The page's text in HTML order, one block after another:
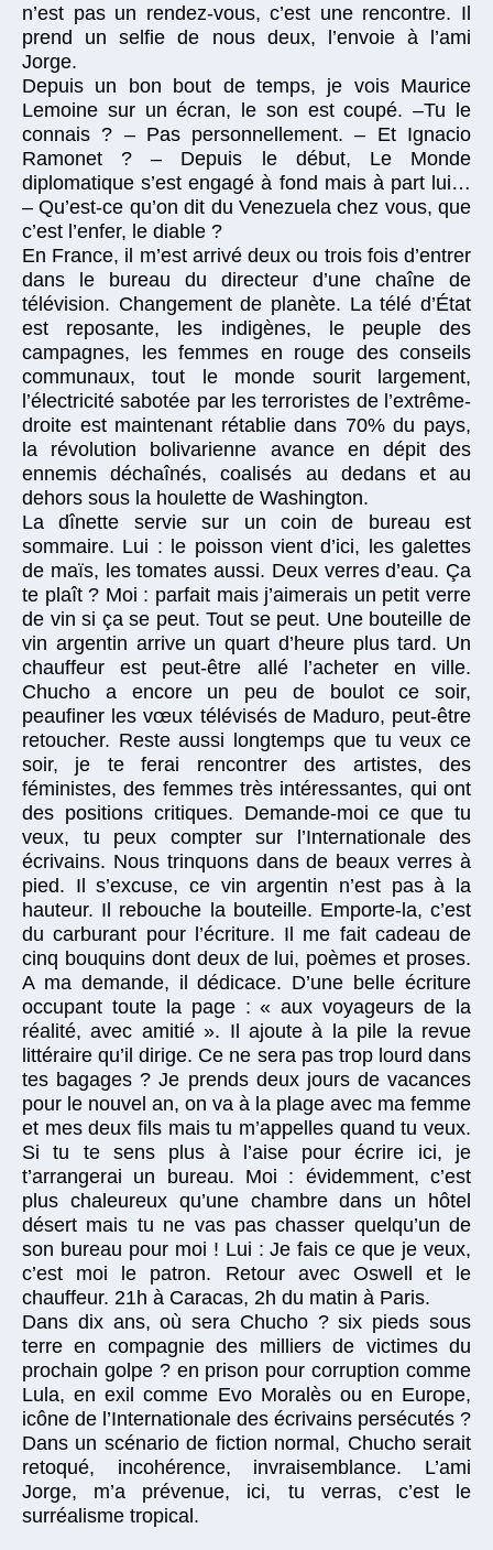
n’est pas un rendez-vous, c’est une rencontre. Il
prend un selfie de nous deux, l’envoie à l’ami
Jorge.
Depuis un bon bout de temps, je vois Maurice
Lemoine sur un écran, le son est coupé. –Tu le
connais ? – Pas personnellement. – Et Ignacio
Ramonet ? – Depuis le début, Le Monde
diplomatique s’est engagé à fond mais à part lui…
– Qu’est-ce qu’on dit du Venezuela chez vous, que
c’est l’enfer, le diable ?
En France, il m’est arrivé deux ou trois fois d’entrer
dans le bureau du directeur d’une chaîne de
télévision. Changement de planète. La télé d’État
est reposante, les indigènes, le peuple des
campagnes, les femmes en rouge des conseils
communaux, tout le monde sourit largement,
l’électricité sabotée par les terroristes de l’extrême-
droite est maintenant rétablie dans 70% du pays,
la révolution bolivarienne avance en dépit des
ennemis déchaînés, coalisés au dedans et au
dehors sous la houlette de Washington.
La dînette servie sur un coin de bureau est
sommaire. Lui : le poisson vient d’ici, les galettes
de maïs, les tomates aussi. Deux verres d’eau. Ça
te plaît ? Moi : parfait mais j’aimerais un petit verre
de vin si ça se peut. Tout se peut. Une bouteille de
vin argentin arrive un quart d’heure plus tard. Un
chauffeur est peut-être allé l’acheter en ville.
Chucho a encore un peu de boulot ce soir,
peaufiner les vœux télévisés de Maduro, peut-être
retoucher. Reste aussi longtemps que tu veux ce
soir, je te ferai rencontrer des artistes, des
féministes, des femmes très intéressantes, qui ont
des positions critiques. Demande-moi ce que tu
veux, tu peux compter sur l’Internationale des
écrivains. Nous trinquons dans de beaux verres à
pied. Il s’excuse, ce vin argentin n’est pas à la
hauteur. Il rebouche la bouteille. Emporte-la, c’est
du carburant pour l’écriture. Il me fait cadeau de
cinq bouquins dont deux de lui, poèmes et proses.
A ma demande, il dédicace. D’une belle écriture
occupant toute la page : « aux voyageurs de la
réalité, avec amitié ». Il ajoute à la pile la revue
littéraire qu’il dirige. Ce ne sera pas trop lourd dans
tes bagages ? Je prends deux jours de vacances
pour le nouvel an, on va à la plage avec ma femme
et mes deux fils mais tu m’appelles quand tu veux.
Si tu te sens plus à l’aise pour écrire ici, je
t’arrangerai un bureau. Moi : évidemment, c’est
plus chaleureux qu’une chambre dans un hôtel
désert mais tu ne vas pas chasser quelqu’un de
son bureau pour moi ! Lui : Je fais ce que je veux,
c’est moi le patron. Retour avec Oswell et le
chauffeur. 21h à Caracas, 2h du matin à Paris.
Dans dix ans, où sera Chucho ? six pieds sous
terre en compagnie des milliers de victimes du
prochain golpe ? en prison pour corruption comme
Lula, en exil comme Evo Moralès ou en Europe,
icône de l’Internationale des écrivains persécutés ?
Dans un scénario de fiction normal, Chucho serait
retoqué, incohérence, invraisemblance. L’ami
Jorge, m’a prévenue, ici, tu verras, c’est le
surréalisme tropical.